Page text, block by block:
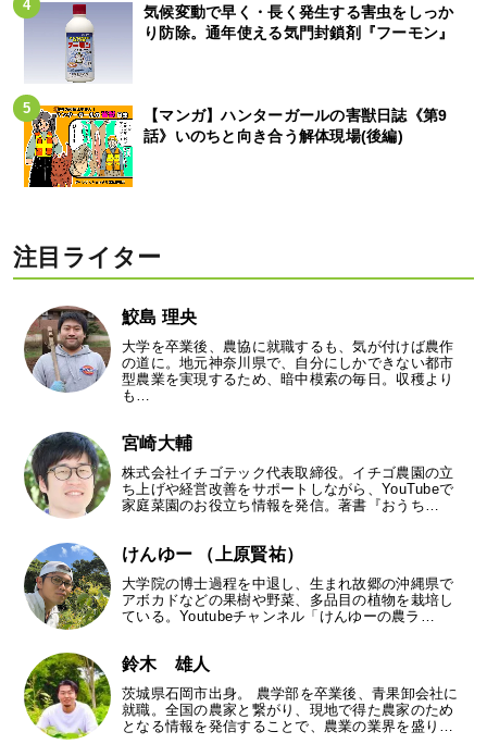
気候変動で早く・長く発生する害虫をしっか
り防除。通年使える気門封鎖剤『フーモン』
【マンガ】ハンターガールの害獣日誌《第9
話》いのちと向き合う解体現場(後編)
注目ライター
鮫島 理央
大学を卒業後、農協に就職するも、気が付けば農作
の道に。地元神奈川県で、自分にしかできない都市
型農業を実現するため、暗中模索の毎日。収穫より
も…
宮崎大輔
株式会社イチゴテック代表取締役。イチゴ農園の立
ち上げや経営改善をサポートしながら、YouTubeで
家庭菜園のお役立ち情報を発信。著書『おうち…
けんゆー （上原賢祐）
大学院の博士過程を中退し、生まれ故郷の沖縄県で
アボカドなどの果樹や野菜、多品目の植物を栽培し
ている。Youtubeチャンネル「けんゆーの農ラ…
鈴木 雄人
茨城県石岡市出身。 農学部を卒業後、青果卸会社に
就職。全国の農家と繋がり、現地で得た農家のため
となる情報を発信することで、農業の業界を盛り…